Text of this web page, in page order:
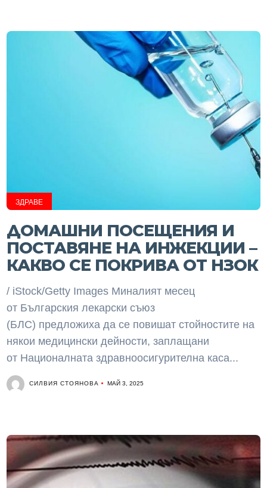
ЗДРАВЕ
ДОМАШНИ ПОСЕЩЕНИЯ И
ПОСТАВЯНЕ НА ИНЖЕКЦИИ –
КАКВО СЕ ПОКРИВА ОТ НЗОК
/ iStock/Getty Images Миналият месец
от Българския лекарски съюз
(БЛС) предложиха да се повишат стойностите на
някои медицински дейности, заплащани
от Националната здравноосигурителна каса...
СИЛВИЯ СТОЯНОВА МАЙ 3, 2025